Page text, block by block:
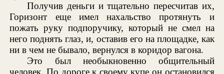
Получив деньги и тщательно пересчитав их,
Горизонт еще имел нахальство протянуть и
пожать руку подпоручику, который не смел на
него поднять глаз, и, оставив его на площадке, как
ни в чем не бывало, вернулся в коридор вагона.
Это был необыкновенно общительный
человек. По дороге к своему купе он остановился